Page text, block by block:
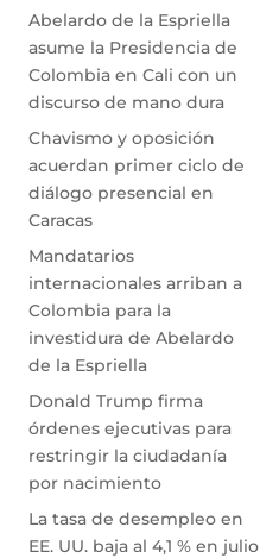
Abelardo de la Espriella
asume la Presidencia de
Colombia en Cali con un
discurso de mano dura
Chavismo y oposición
acuerdan primer ciclo de
diálogo presencial en
Caracas
Mandatarios
internacionales arriban a
Colombia para la
investidura de Abelardo
de la Espriella
Donald Trump firma
órdenes ejecutivas para
restringir la ciudadanía
por nacimiento
La tasa de desempleo en
EE. UU. baja al 4,1 % en julio